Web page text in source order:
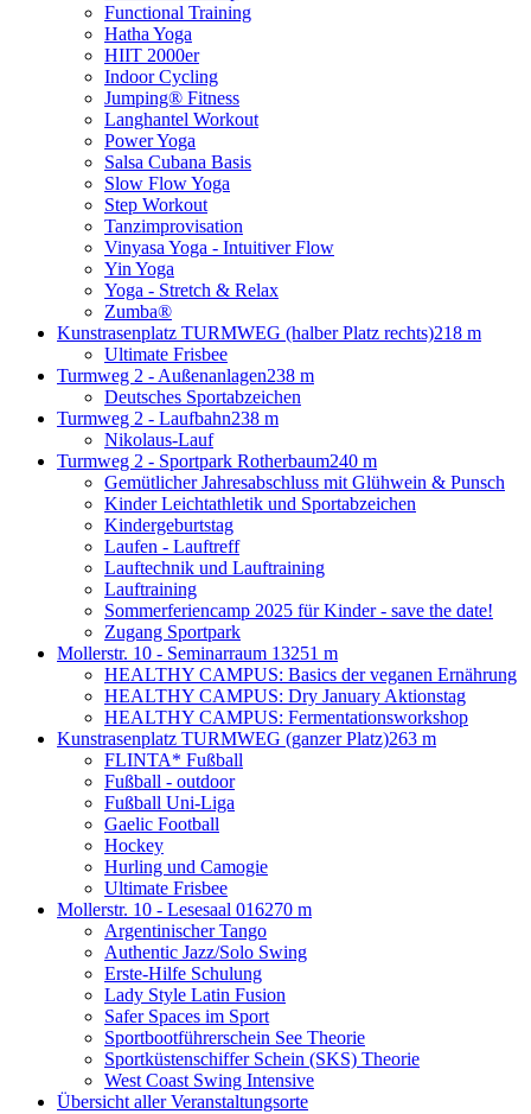
Functional Training
Hatha Yoga
HIIT 2000er
Indoor Cycling
Jumping® Fitness
Langhantel Workout
Power Yoga
Salsa Cubana Basis
Slow Flow Yoga
Step Workout
Tanzimprovisation
Vinyasa Yoga - Intuitiver Flow
Yin Yoga
Yoga - Stretch & Relax
Zumba®
Kunstrasenplatz TURMWEG (halber Platz rechts)218 m
Ultimate Frisbee
Turmweg 2 - Außenanlagen238 m
Deutsches Sportabzeichen
Turmweg 2 - Laufbahn238 m
Nikolaus-Lauf
Turmweg 2 - Sportpark Rotherbaum240 m
Gemütlicher Jahresabschluss mit Glühwein & Punsch
Kinder Leichtathletik und Sportabzeichen
Kindergeburtstag
Laufen - Lauftreff
Lauftechnik und Lauftraining
Lauftraining
Sommerferiencamp 2025 für Kinder - save the date!
Zugang Sportpark
Mollerstr. 10 - Seminarraum 13251 m
HEALTHY CAMPUS: Basics der veganen Ernährung
HEALTHY CAMPUS: Dry January Aktionstag
HEALTHY CAMPUS: Fermentationsworkshop
Kunstrasenplatz TURMWEG (ganzer Platz)263 m
FLINTA* Fußball
Fußball - outdoor
Fußball Uni-Liga
Gaelic Football
Hockey
Hurling und Camogie
Ultimate Frisbee
Mollerstr. 10 - Lesesaal 016270 m
Argentinischer Tango
Authentic Jazz/Solo Swing
Erste-Hilfe Schulung
Lady Style Latin Fusion
Safer Spaces im Sport
Sportbootführerschein See Theorie
Sportküstenschiffer Schein (SKS) Theorie
West Coast Swing Intensive
Übersicht aller Veranstaltungsorte